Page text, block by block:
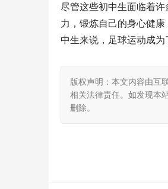
尽管这些初中生面临着
力，锻炼自己的身心健
中生来说，足球运动成为
版权声明：本文内容由互
相关法律责任。如发现本
删除。